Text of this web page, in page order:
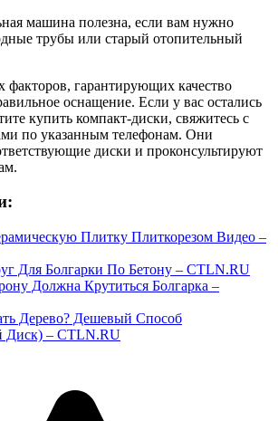
машина полезна, если вам нужно
трубы или старый отопительный
гарантирующих качество
оснащение. Если у вас остались
купить компакт-диски, свяжитесь с
по указанным телефонам. Они
диски и проконсультируют
Плитку Плиткорезом Видео –
Для Болгарки По Бетону – CTLN.RU
Должна Крутиться Болгарка –
Дерево? Дешевый Способ
Диск) – CTLN.RU